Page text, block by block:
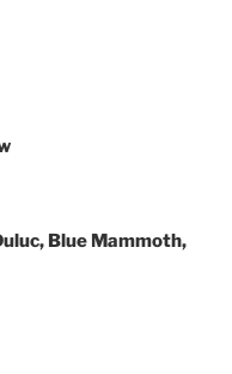
Blue Mammoth,